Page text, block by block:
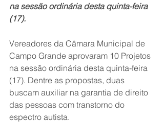
na sessão ordinária desta quinta-feira
(17).
Vereadores da Câmara Municipal de
Campo Grande aprovaram 10 Projetos
na sessão ordinária desta quinta-feira
(17). Dentre as propostas, duas
buscam auxiliar na garantia de direito
das pessoas com transtorno do
espectro autista.